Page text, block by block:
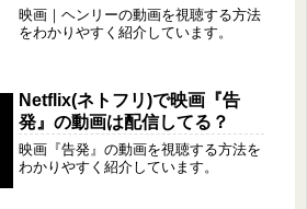
映画｜ヘンリーの動画を視聴する方法
をわかりやすく紹介しています。
Netflix(ネトフリ)で映画『告
発』の動画は配信してる？
映画『告発』の動画を視聴する方法を
わかりやすく紹介しています。